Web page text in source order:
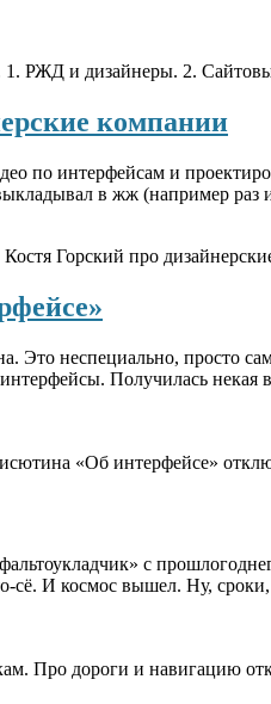
1. РЖД и дизайнеры. 2.
компании
по интерфейсам и
в жж (например
Горский про
Это неспециально, просто
Получилась
«Об интерфейсе»
с
И космос вышел. Ну,
Про дороги и навигацию